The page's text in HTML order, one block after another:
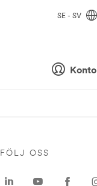
Konto
SE - SV
FÖLJ OSS